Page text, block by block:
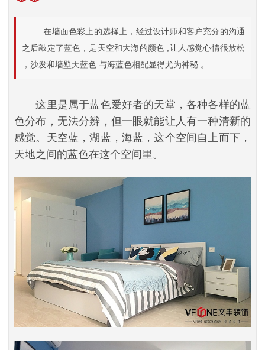
在墙面色彩上的选择上，经过设计师和客户充分的沟通
之后敲定了蓝色 ，是天空和大海的颜色 ,让人感觉心情很放松
， 沙发和墙壁天蓝色 与海蓝色相配显得尤为神秘 。
这里是属于蓝色爱好者的天堂，各种各样的蓝
色分布，无法分辨，但一眼就能让人有一种清新的
感觉。天空蓝，湖蓝，海蓝，这个空间自上而下，
天地之间的蓝色在这个空间里。